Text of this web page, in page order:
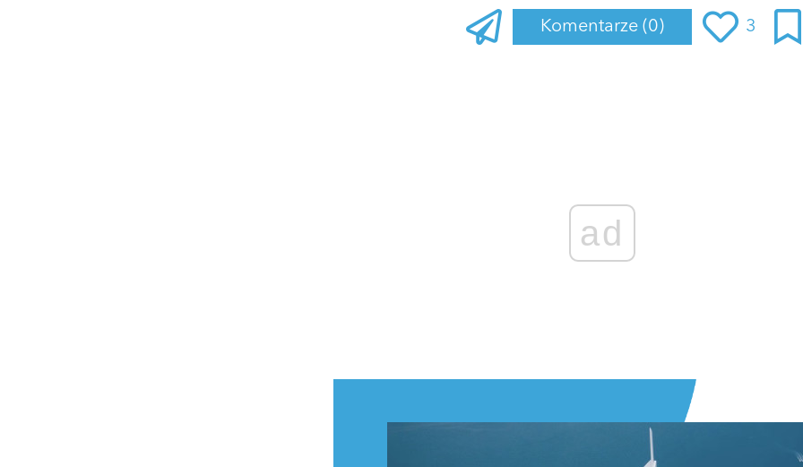
Komentarze (0) 3
ad